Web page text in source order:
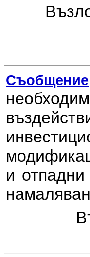
Съобщение
и